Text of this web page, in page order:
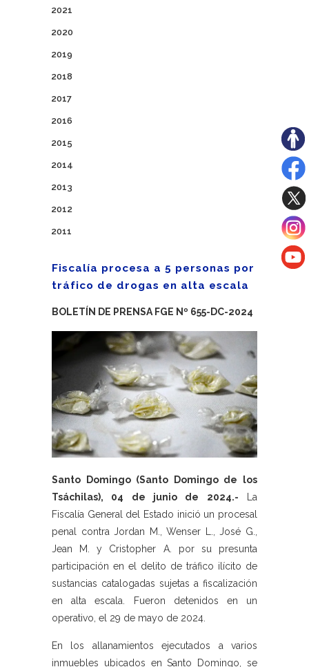
2021
2020
2019
2018
2017
2016
2015
2014
2013
2012
2011
Fiscalía procesa a 5 personas por
tráfico de drogas en alta escala
BOLETÍN DE PRENSA FGE Nº 655-DC-2024
Santo Domingo (Santo Domingo de los
Tsáchilas), 04 de junio de 2024.- La
Fiscalía General del Estado inició un procesal
penal contra Jordan M., Wenser L., José G.,
Jean M. y Cristopher A. por su presunta
participación en el delito de tráfico ilícito de
sustancias catalogadas sujetas a fiscalización
en alta escala. Fueron detenidos en un
operativo, el 29 de mayo de 2024.
En los allanamientos ejecutados a varios
inmuebles ubicados en Santo Domingo, se